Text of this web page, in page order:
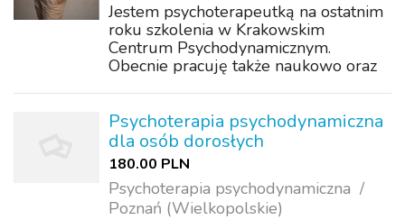
Jestem psychoterapeutką na ostatnim
roku szkolenia w Krakowskim
Centrum Psychodynamicznym.
Obecnie pracuję także naukowo oraz
psychologię stosowaną na
Uniwersytecie Jagiellońskim.
Prowadzę...
Psychoterapia psychodynamiczna
dla osób dorosłych
180.00 PLN
Psychoterapia psychodynamiczna
Poznań (Wielkopolskie)